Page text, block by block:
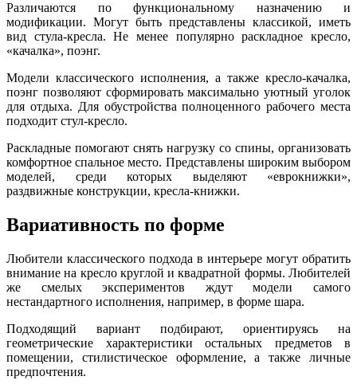
Различаются по функциональному назначению и
модификации. Могут быть представлены классикой, иметь
вид стула-кресла. Не менее популярно раскладное кресло,
«качалка», поэнг.
Модели классического исполнения, а также кресло-качалка,
поэнг позволяют сформировать максимально уютный уголок
для отдыха. Для обустройства полноценного рабочего места
подходит стул-кресло.
Раскладные помогают снять нагрузку со спины, организовать
комфортное спальное место. Представлены широким выбором
моделей, среди которых выделяют «еврокнижки»,
раздвижные конструкции, кресла-книжки.
Вариативность по форме
Любители классического подхода в интерьере могут обратить
внимание на кресло круглой и квадратной формы. Любителей
же смелых экспериментов ждут модели самого
нестандартного исполнения, например, в форме шара.
Подходящий вариант подбирают, ориентируясь на
геометрические характеристики остальных предметов в
помещении, стилистическое оформление, а также личные
предпочтения.